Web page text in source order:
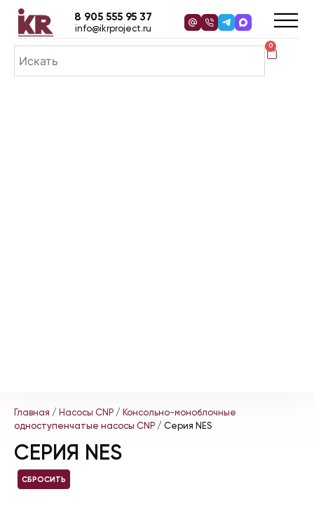
0
8 905 555 95 37
info@ikrproject.ru
Главная / Насосы CNP / Консольно-моноблочные
одноступенчатые насосы CNP / Серия NES
СЕРИЯ NES
СБРОСИТЬ